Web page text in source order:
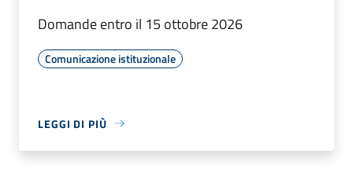
Domande entro il 15 ottobre 2026
Comunicazione istituzionale
LEGGI DI PIÙ